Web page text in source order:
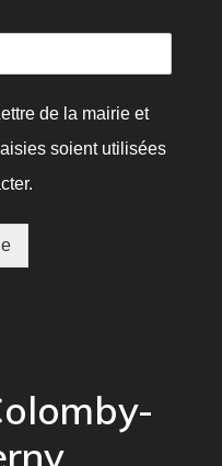
de la mairie et
soient utilisées